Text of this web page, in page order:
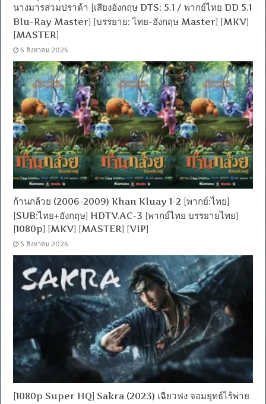
นางมารสวมปราด้า [เสียงอังกฤษ DTS: 5.1 / พากย์ไทย DD 5.1
Blu-Ray Master] [บรรยาย: ไทย-อังกฤษ Master] [MKV]
[MASTER]
6 สิงหาคม 2026
ก้านกล้วย (2006-2009) Khan Kluay 1-2 [พากย์:ไทย]
[SUB:ไทย+อังกฤษ] HDTV.AC-3 [พากย์ไทย บรรยายไทย]
[1080p] [MKV] [MASTER] [VIP]
5 สิงหาคม 2026
[1080p Super HQ] Sakra (2023) เฉียวฟง จอมยุทธ์ไร้พ่าย